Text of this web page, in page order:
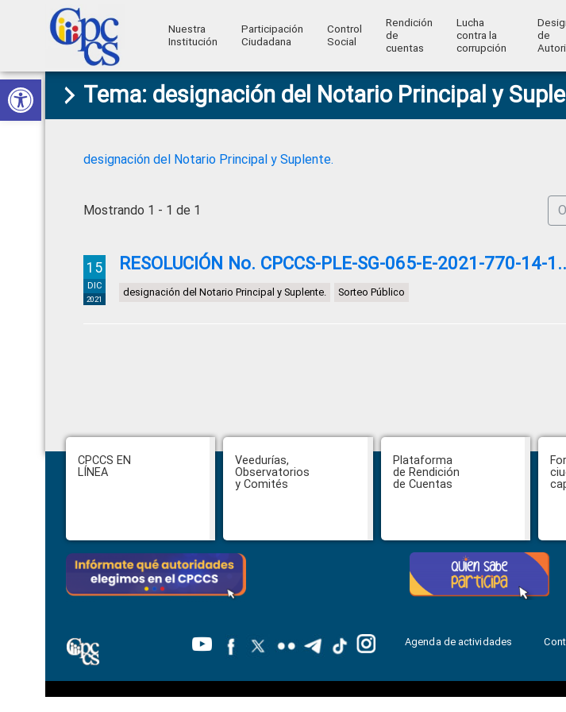
Abrir barra de herramientas
Skip
to
primary
Skip
to
main
Skip
to
primary
Skip
to
footer
Consejo
de
Ciudadana
Control
Construyendo
Poder
Ciudadano
Nuestra
Institución
Participación
Ciudadana
Control
Social
Rendición
de
cuentas
Lucha
contra la
corrupción
de
Tema: designación del Notario Principal y
designación del Notario Principal y Suplente.
Mostrando 1 - 1 de 1
15
DIC
2021
RESOLUCIÓN No. CPCCS-PLE-SG-065-E-2021-770-14-
designación del Notario Principal y Suplente. Sorteo Público
Footer
CPCCS EN
LÍNEA
Veedurías,
Observatorios
y Comités
Plataforma
de Rendición
de Cuentas
la
Agenda de actividades